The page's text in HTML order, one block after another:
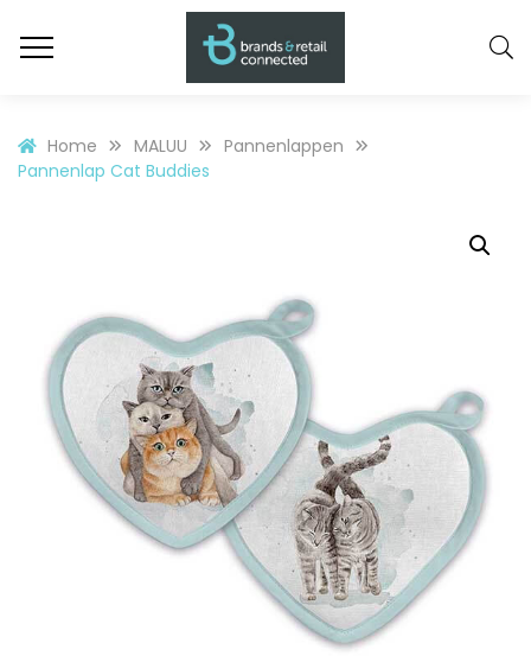
Home MALUU
Pannenlappen
Pannenlap Cat Buddies